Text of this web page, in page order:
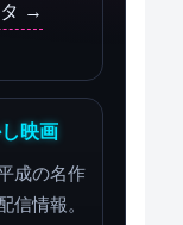
→
映画
成の名作
信情報。